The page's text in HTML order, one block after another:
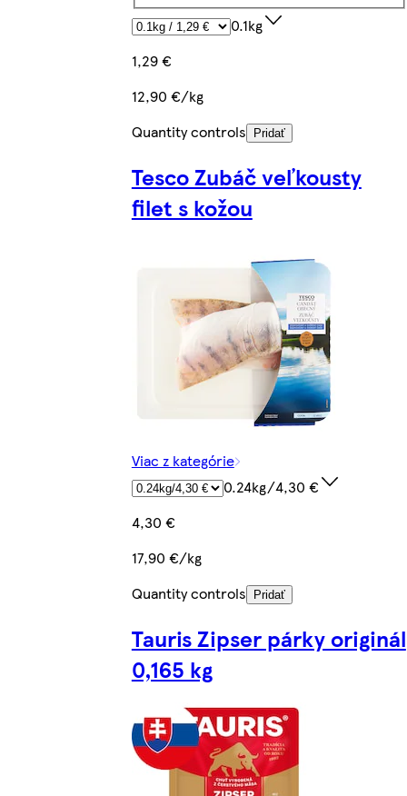
0.1kg
1,29 €
12,90 €/kg
Quantity controls
Pridať
Tesco Zubáč veľkousty
filet s kožou
Viac z kategórie
0.24kg/4,30 €
4,30 €
17,90 €/kg
Quantity controls
Pridať
Tauris Zipser párky originál
0,165 kg